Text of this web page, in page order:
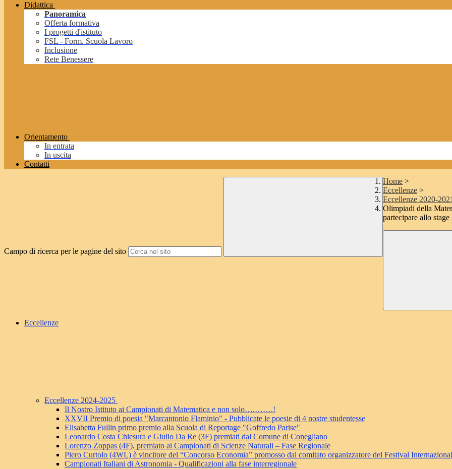
Didattica
Panoramica
Offerta formativa
I progetti d'istituto
FSL - Form. Scuola Lavoro
Inclusione
Rete Benessere
Orientamento
In entrata
In uscita
Contatti
Campo di ricerca per le pagine del sito
Home >
Eccellenze >
Eccellenze 2020-2021
Olimpiadi della
partecipare allo
Eccellenze
Eccellenze 2024-2025
Il Nostro Istituto ai Campionati di Matematica e non solo….…….!
XXVII Premio di poesia "Marcantonio Flaminio" - Pubblicate le poesie di 4 nostre studentesse
Elisabetta Fullin primo premio alla Scuola di Reportage "Goffredo Parise"
Leonardo Costa Chiesura e Giulio Da Re (3F) premiati dal Comune di Conegliano
Lorenzo Zoppas (4F), premiato ai Campionati di Scienze Naturali – Fase Regionale
Piero Curtolo (4WL) è vincitore del “Concorso Economia” promosso dal comitato organizzatore del Festival
Campionati Italiani di Astronomia - Qualificazioni alla fase interregionale